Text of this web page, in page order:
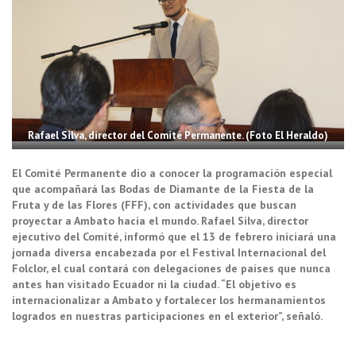
Rafael Silva, director del Comité Permanente. (Foto El Heraldo)
El Comité Permanente dio a conocer la programación especial
que acompañará las Bodas de Diamante de la Fiesta de la
Fruta y de las Flores (FFF), con actividades que buscan
proyectar a Ambato hacia el mundo. Rafael Silva, director
ejecutivo del Comité, informó que el 13 de febrero iniciará una
jornada diversa encabezada por el Festival Internacional del
Folclor, el cual contará con delegaciones de países que nunca
antes han visitado Ecuador ni la ciudad. “El objetivo es
internacionalizar a Ambato y fortalecer los hermanamientos
logrados en nuestras participaciones en el exterior”, señaló.